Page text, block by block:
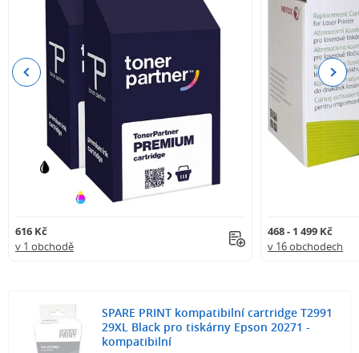
616 Kč
v 1 obchodě
468 - 1 499 Kč
v 16 obchodech
Previous Next
SPARE PRINT kompatibilní cartridge T2991
29XL Black pro tiskárny Epson 20271 -
kompatibilní